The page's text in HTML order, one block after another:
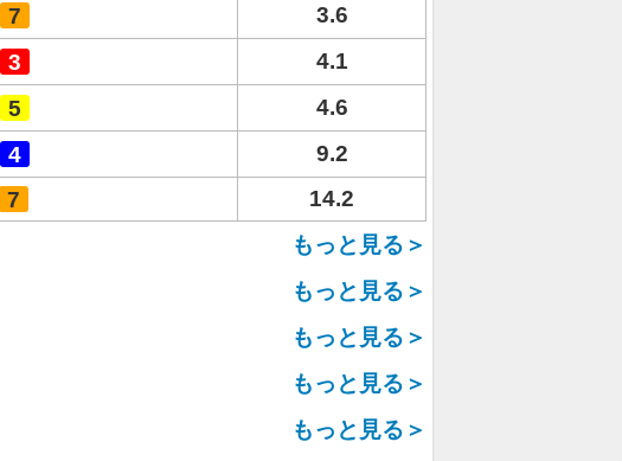
7
3.6
3
4.1
5
4.6
4
9.2
7
14.2
もっと見る＞
もっと見る＞
もっと見る＞
もっと見る＞
もっと見る＞